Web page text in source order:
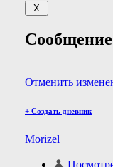
Отменить
+ Создать дневник
Morizel